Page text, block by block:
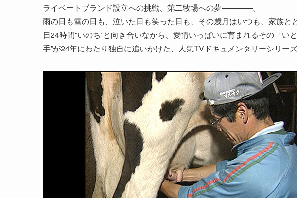
ライベートブランド設立への挑戦、第二牧場への夢――――。
雨の日も雪の日も、泣いた日も笑った日も、その歳月はいつも、家族
日24時間“いのち”と向き合いながら、愛情いっぱいに育まれるその「い
手”が24年にわたり独自に追いかけた、人気TVドキュメンタリーシリーズ